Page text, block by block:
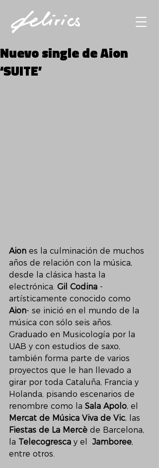
Nuevo single de Aion
‘SUITE’
Aion es la culminación de muchos
años de relación con la música,
desde la clásica hasta la
electrónica. Gil Codina -
artísticamente conocido como
Aion- se inició en el mundo de la
música con sólo seis años.
Graduado en Musicología por la
UAB y con estudios de saxo,
también forma parte de varios
proyectos que le han llevado a
girar por toda Cataluña, Francia y
Holanda, pisando escenarios de
renombre como la Sala Apolo, el
Mercat de Música Viva de Vic, las
Fiestas de La Mercè de Barcelona,
la Telecogresca y el Jamboree,
entre otros.